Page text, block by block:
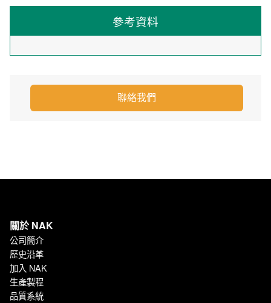
參考資料
聯絡我們
關於 NAK
公司簡介
歷史沿革
加入 NAK
生產製程
品質系統